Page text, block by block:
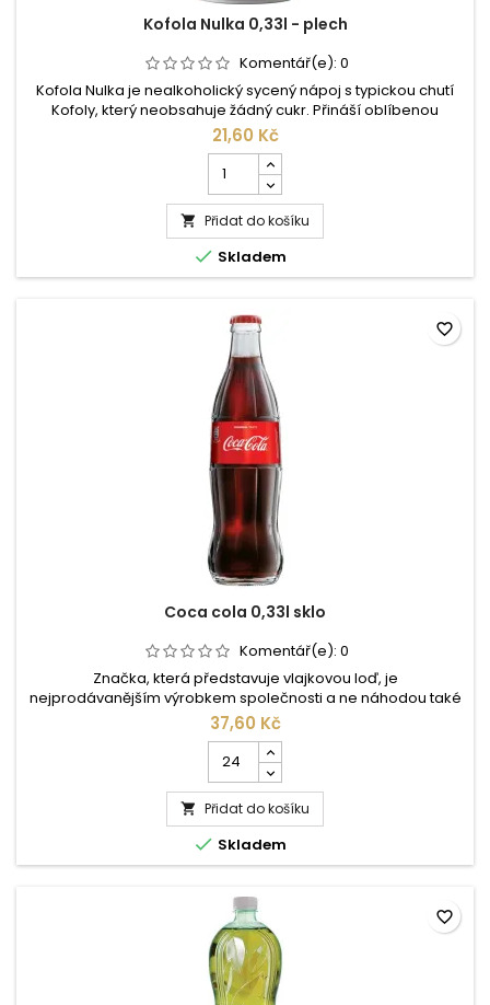
Kofola Nulka 0,33l - plech
Komentář(e): 0
Kofola Nulka je nealkoholický sycený nápoj s typickou chutí
Kofoly, který neobsahuje žádný cukr. Přináší oblíbenou
bylinkovou chuť v lehčí variantě, ideální pro každodenní
osvěžení bez kalorií navíc.
21,60 Kč
kusů
produktu
Kofola
Nulka
0,33l
-
 Přidat do košíku
 Skladem
Coca cola 0,33l sklo
Komentář(e): 0
Značka, která představuje vlajkovou loď, je
nejprodávanějším výrobkem společnosti a ne náhodou také
nejoblíbenějším nealkoholickým nápojem na celém světě.
Tělo, duši i mysl osvěžující Coca-Cola se ve Spojených
státech prodává od roku 1886 a stal se z ní miláček mladých i
všech těch, kdo se jako mladí cítí. V České republice se
charakteristická konturová...
37,60 Kč
kusů
produktu
Coca
cola
0,33l
sklo
 Přidat do košíku
 Skladem
favorite_border
favorite_border